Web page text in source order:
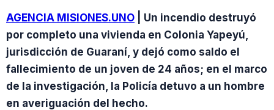
AGENCIA MISIONES.UNO | Un incendio destruyó
por completo una vivienda en Colonia Yapeyú,
jurisdicción de Guaraní, y dejó como saldo el
fallecimiento de un joven de 24 años; en el marco
de la investigación, la Policía detuvo a un hombre
en averiguación del hecho.